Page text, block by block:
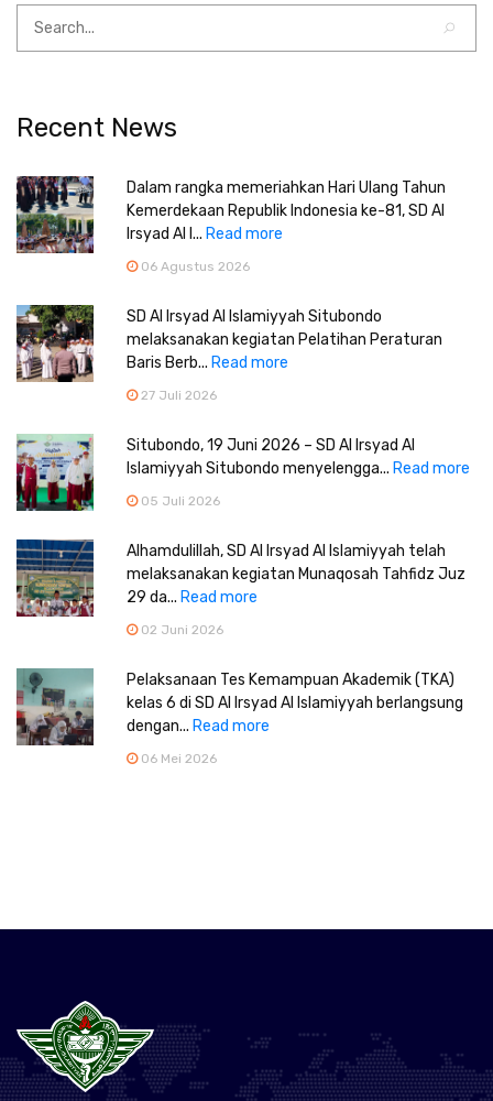
Recent News
Dalam rangka memeriahkan Hari Ulang Tahun
Kemerdekaan Republik Indonesia ke-81, SD Al
Irsyad Al I... Read more
06 Agustus 2026
SD Al Irsyad Al Islamiyyah Situbondo
melaksanakan kegiatan Pelatihan Peraturan
Baris Berb... Read more
27 Juli 2026
Situbondo, 19 Juni 2026 – SD Al Irsyad Al
Islamiyyah Situbondo menyelengga... Read more
05 Juli 2026
Alhamdulillah, SD Al Irsyad Al Islamiyyah telah
melaksanakan kegiatan Munaqosah Tahfidz Juz
29 da... Read more
02 Juni 2026
Pelaksanaan Tes Kemampuan Akademik (TKA)
kelas 6 di SD Al Irsyad Al Islamiyyah berlangsung
dengan... Read more
06 Mei 2026